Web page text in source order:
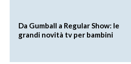
Da Gumball a Regular Show: le
grandi novità tv per bambini